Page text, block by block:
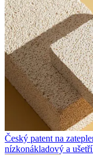
Český patent na
nízkonákladový a